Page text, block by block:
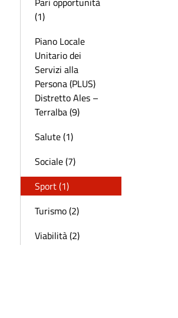
(1)
Piano Locale
Unitario dei
Servizi alla
Persona (PLUS)
Distretto Ales –
Terralba (9)
Salute (1)
Sociale (7)
Sport (1)
Turismo (2)
Viabilità (2)